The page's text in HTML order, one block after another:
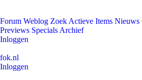
Forum Weblog Zoek Actieve Items Nieuws
Previews Specials Archief
Inloggen
fok.nl
Inloggen